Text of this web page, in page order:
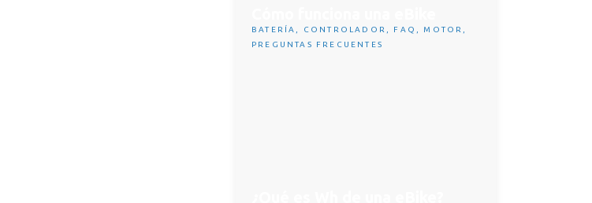
BATERÍA CONTROLADOR FAQ MOTOR
PREGUNTAS FRECUENTES